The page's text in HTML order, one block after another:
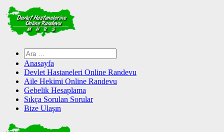
Skip
to
content
Arama:
Anasayfa
Devlet Hastaneleri Online Randevu
Aile Hekimi Online Randevu
Gebelik Hesaplama
Sıkça Sorulan Sorular
Bize Ulaşın